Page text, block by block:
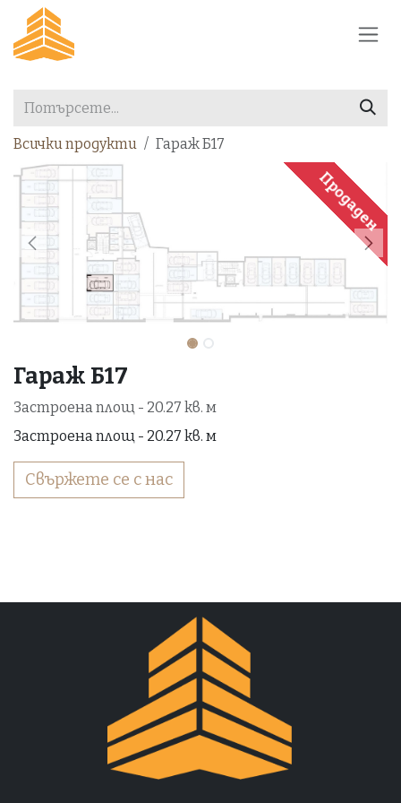
Преминете към съдържание
Всички продукти Гараж Б17
Продаден
Гараж Б17
Застроена площ - 20.27 кв. м
Застроена площ - 20.27 кв. м
Свържете се с нас